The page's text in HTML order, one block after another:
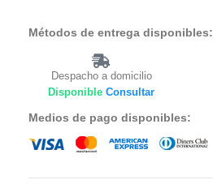
Métodos de entrega disponibles:
Despacho a domicilio
Disponible Consultar
Medios de pago disponibles: